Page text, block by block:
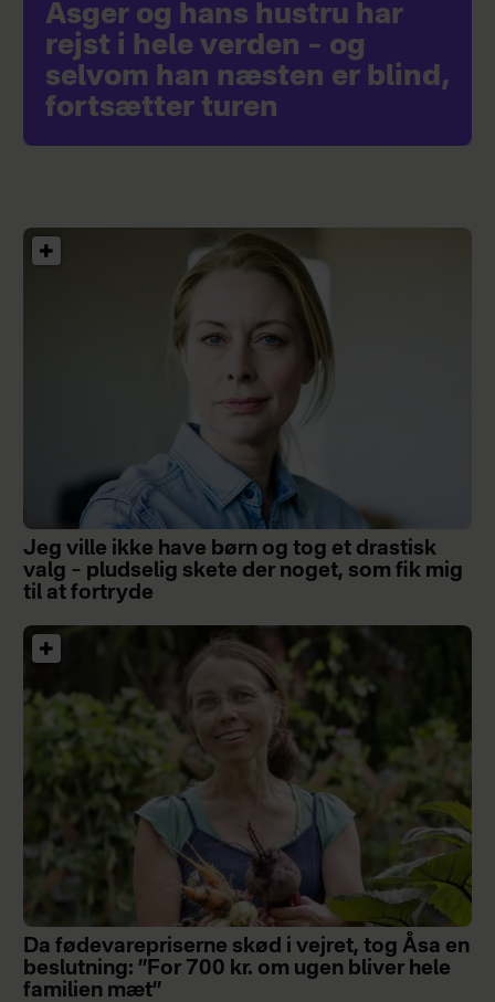
Asger og hans hustru har
rejst i hele verden – og
selvom han næsten er blind,
fortsætter turen
Jeg ville ikke have børn og tog et drastisk
valg – pludselig skete der noget, som fik mig
til at fortryde
Da fødevarepriserne skød i vejret, tog Åsa en
beslutning: ”For 700 kr. om ugen bliver hele
familien mæt”